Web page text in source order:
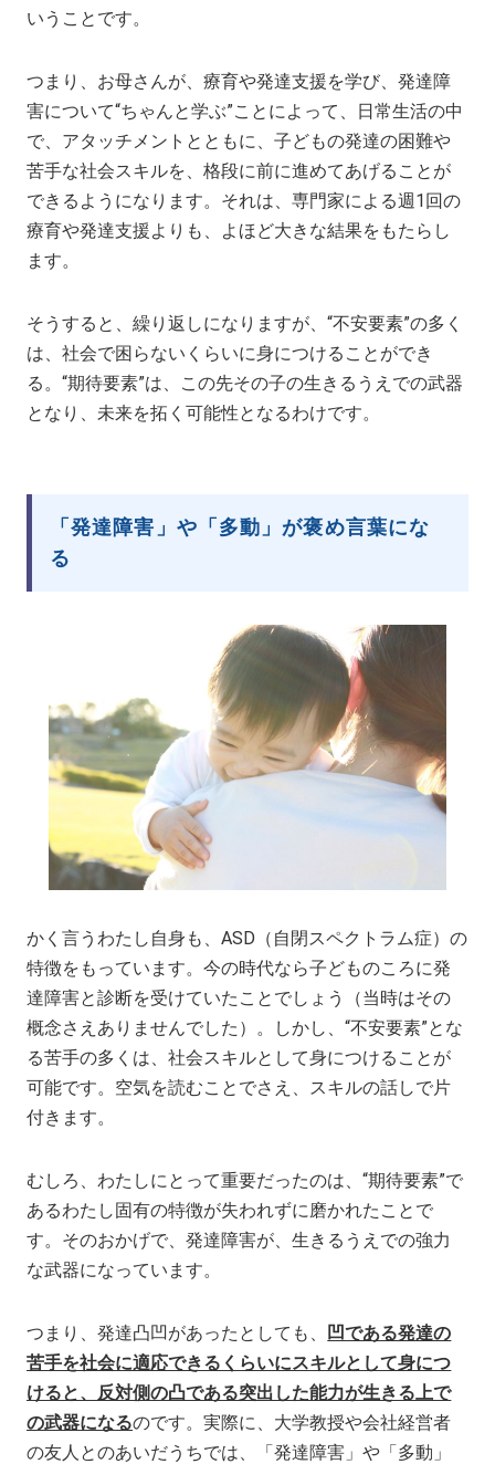
いうことです。
つまり、お母さんが、療育や発達支援を学び、発達障
害について“ちゃんと学ぶ”ことによって、日常生活の中
で、アタッチメントとともに、子どもの発達の困難や
苦手な社会スキルを、格段に前に進めてあげることが
できるようになります。それは、専門家による週1回の
療育や発達支援よりも、よほど大きな結果をもたらし
ます。
そうすると、繰り返しになりますが、“不安要素”の多く
は、社会で困らないくらいに身につけることができ
る。“期待要素”は、この先その子の生きるうえでの武器
となり、未来を拓く可能性となるわけです。
「発達障害」や「多動」が褒め言葉にな
る
かく言うわたし自身も、ASD（自閉スペクトラム症）の
特徴をもっています。今の時代なら子どものころに発
達障害と診断を受けていたことでしょう（当時はその
概念さえありませんでした）。しかし、“不安要素”とな
る苦手の多くは、社会スキルとして身につけることが
可能です。空気を読むことでさえ、スキルの話しで片
付きます。
むしろ、わたしにとって重要だったのは、“期待要素”で
あるわたし固有の特徴が失われずに磨かれたことで
す。そのおかげで、発達障害が、生きるうえでの強力
な武器になっています。
つまり、発達凸凹があったとしても、
凹である発達の
苦手を社会に適応できるくらいにスキルとして身につ
けると、反対側の凸である突出した能力が生きる上で
の武器になるのです。実際に、大学教授や会社経営者
の友人とのあいだうちでは、「発達障害」や「多動」